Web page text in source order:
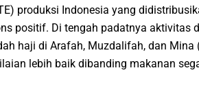
produksi Indonesia yang
positif. Di tengah padatnya aktivitas
haji di Arafah, Muzdalifah, dan Mina
lebih baik dibanding makanan